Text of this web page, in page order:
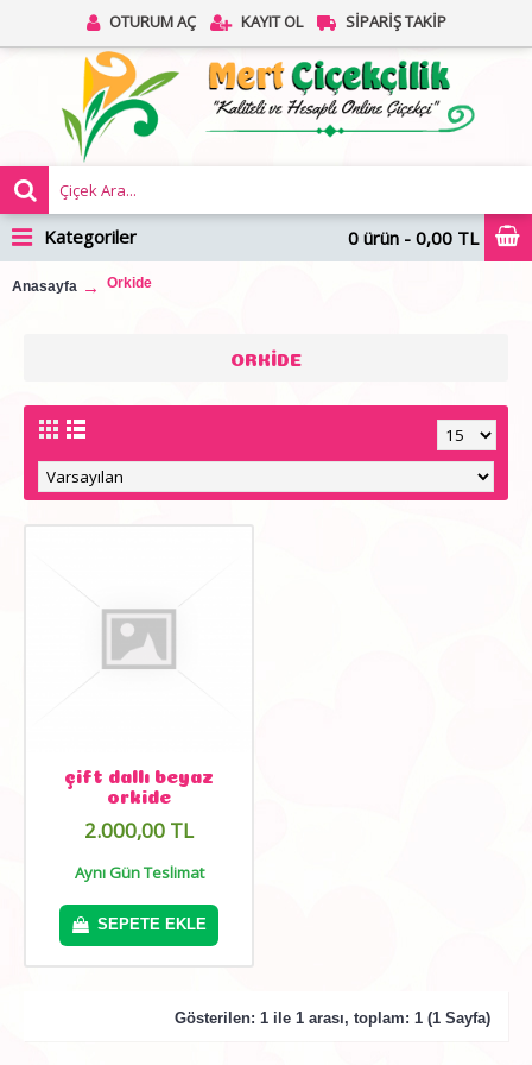
OTURUM AÇ KAYIT OL SIPARIŞ TAKIP
0 ürün - 0,00 TL
Kategoriler
Anasayfa Orkide
ORKIDE
çift dallı beyaz
orkide
2.000,00 TL
Aynı Gün Teslimat
SEPETE EKLE
Gösterilen: 1 ile 1 arası, toplam: 1 (1 Sayfa)